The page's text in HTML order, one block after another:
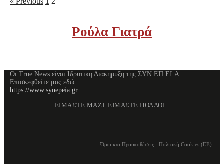
Ρούλα Γιατρά
Οι True News είναι Ιδρυτικη Διακηρυξη της ΣΥΝ.ΕΠ.ΕΙ.Α
Επισκεφθείτε μας εδώ:
https://www.synepeia.gr
ΕΙΜΑΣΤΕ ΜΑΖΙ. ΕΙΜΑΣΤΕ ΠΟΛΛΟΙ.
Όροι και Προϋποθέσεις- Πολιτική Cookies (ΕΕ)